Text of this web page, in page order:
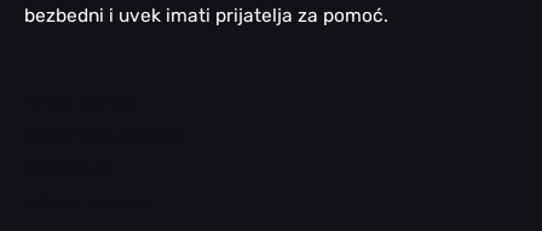
bezbedni i uvek imati prijatelja za pomoć.